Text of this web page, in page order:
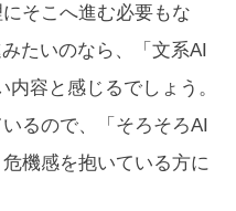
そこへ進む必要もな
たいのなら、「文系AI
容と感じるでしょう。
るので、「そろそろAI
機感を抱いている方に